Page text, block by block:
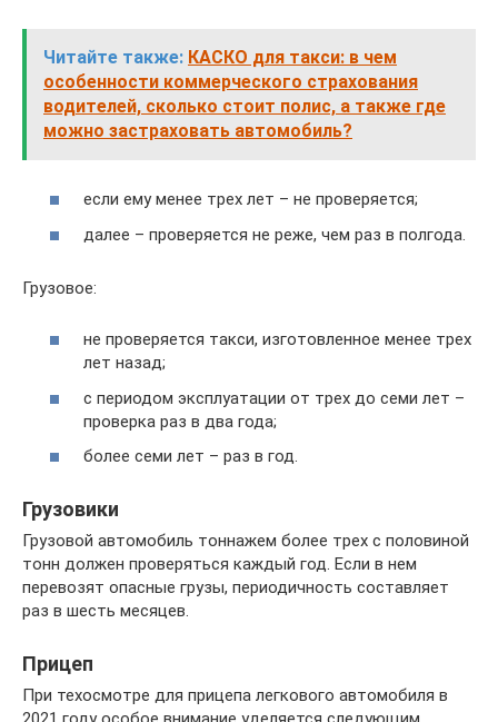
Читайте также: КАСКО для такси: в чем
особенности коммерческого страхования
водителей, сколько стоит полис, а также где
можно застраховать автомобиль?
если ему менее трех лет – не проверяется;
далее – проверяется не реже, чем раз в полгода.
Грузовое:
не проверяется такси, изготовленное менее трех
лет назад;
с периодом эксплуатации от трех до семи лет –
проверка раз в два года;
более семи лет – раз в год.
Грузовики
Грузовой автомобиль тоннажем более трех с половиной
тонн должен проверяться каждый год. Если в нем
перевозят опасные грузы, периодичность составляет
раз в шесть месяцев.
Прицеп
При техосмотре для прицепа легкового автомобиля в